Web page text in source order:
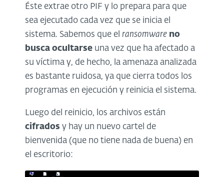
Éste extrae otro PIF y lo prepara para que
sea ejecutado cada vez que se inicia el
sistema. Sabemos que el ransomware no
busca ocultarse una vez que ha afectado a
su víctima y, de hecho, la amenaza analizada
es bastante ruidosa, ya que cierra todos los
programas en ejecución y reinicia el sistema.
Luego del reinicio, los archivos están
cifrados y hay un nuevo cartel de
bienvenida (que no tiene nada de buena) en
el escritorio: